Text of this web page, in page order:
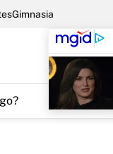
Gimnasia